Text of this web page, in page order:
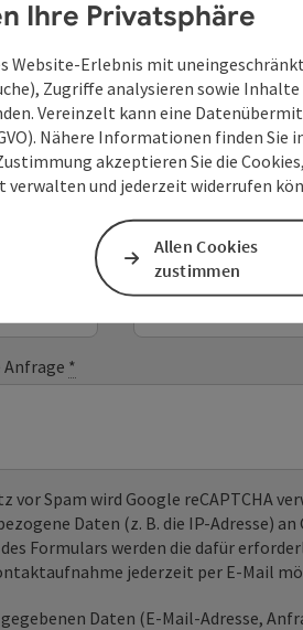
an die
Nachname
Anfrage *
vor Spam wird Google reCAPTCHA
Daten (z. B. die IP-Adresse)
des Formulars werden die dafür
jederzeit per E-Mail
Daten (E-Mail-Adresse,
Ihre Privatsphäre
Website-Erlebnis mit
Zugriffe analysieren sowie Inhalte
Vereinzelt kann eine
Nähere Informationen finden Sie
akzeptieren Sie die
und jederzeit widerrufen
Allen Cookies
zustimmen